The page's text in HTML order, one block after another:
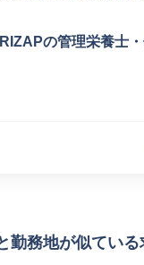
の管理栄養士
勤務地が似ている